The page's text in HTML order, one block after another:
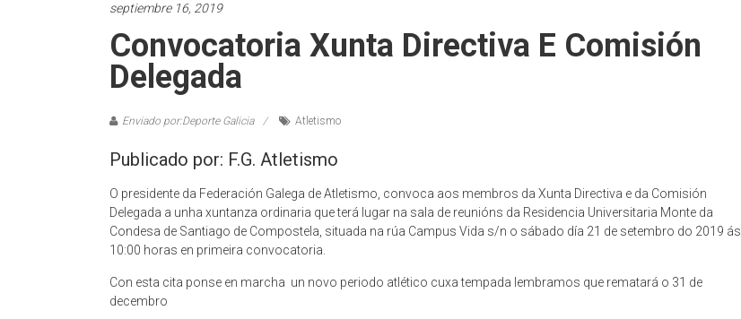
septiembre 16, 2019
Convocatoria Xunta Directiva E Comisión
Delegada
Enviado por:Deporte Galicia Atletismo
Publicado por: F.G. Atletismo
O presidente da Federación Galega de Atletismo, convoca aos membros da Xunta Directiva e da Comisión
Delegada a unha xuntanza ordinaria que terá lugar na sala de reunións da Residencia Universitaria Monte da
Condesa de Santiago de Compostela, situada na rúa Campus Vida s/n o sábado día 21 de setembro do 2019 ás
10:00 horas en primeira convocatoria.
Con esta cita ponse en marcha un novo periodo atlético cuxa tempada lembramos que rematará o 31 de
decembro